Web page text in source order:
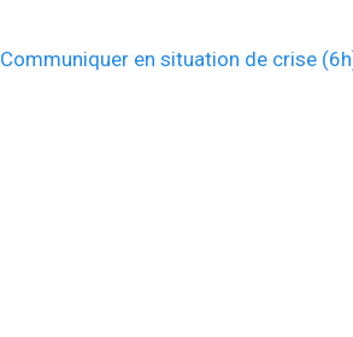
Next
Communiquer en situation de crise